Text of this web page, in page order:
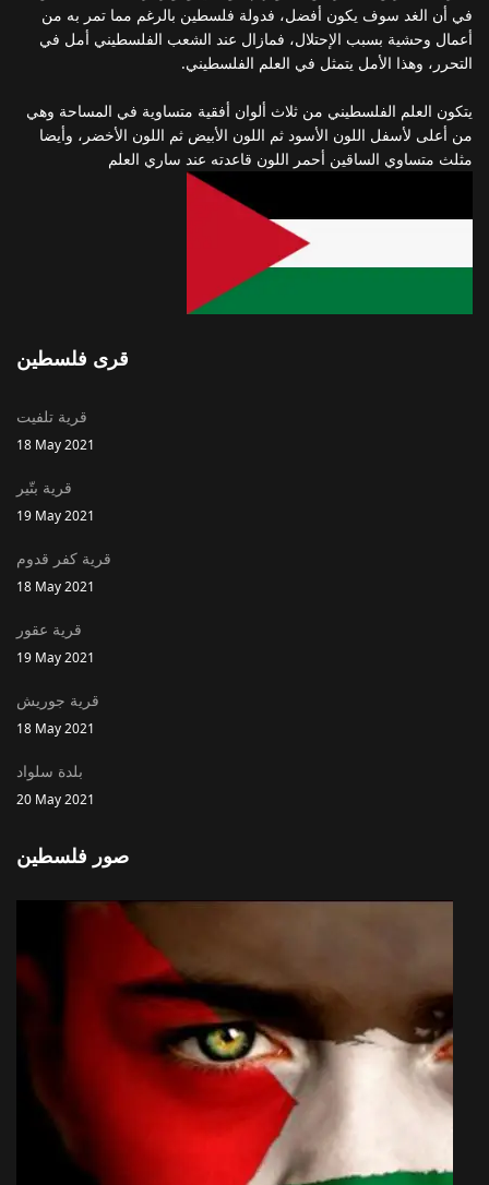
في أن الغد سوف يكون أفضل، فدولة فلسطين بالرغم مما تمر به من
أعمال وحشية بسبب الإحتلال، فمازال عند الشعب الفلسطيني أمل في
التحرر، وهذا الأمل يتمثل في العلم الفلسطيني.
يتكون العلم الفلسطيني من ثلاث ألوان أفقية متساوية في المساحة وهي
من أعلى لأسفل اللون الأسود ثم اللون الأبيض ثم اللون الأخضر، وأيضا
مثلث متساوي الساقين أحمر اللون قاعدته عند ساري العلم
قرى فلسطين
قرية تلفيت
18 May 2021
قرية بتّير
19 May 2021
قرية كفر قدوم
18 May 2021
قرية عقور
19 May 2021
قرية جوريش
18 May 2021
بلدة سلواد
20 May 2021
صور فلسطين